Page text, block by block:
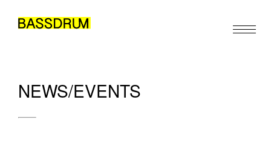
ABOUT
MEMBERS
NEWS/EVENTS